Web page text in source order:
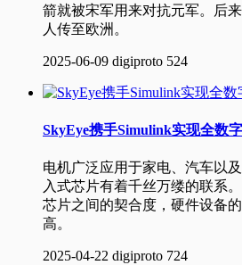
箭就被宋军用来对抗元军。后
人传至欧洲。
2025-06-09 digiproto 524
SkyEye携手Simulink实现全数
电机广泛应用于家电、汽车以
入式芯片有着千丝万缕的联系
芯片之间的契合度，硬件设备
高。
2025-04-22 digiproto 724